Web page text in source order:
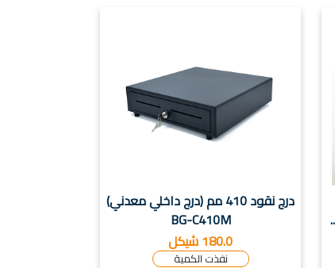
درج نقود 410 مم (درج داخلي معدني)
BG-C410M
180.0 شيكل
نفذت الكمية